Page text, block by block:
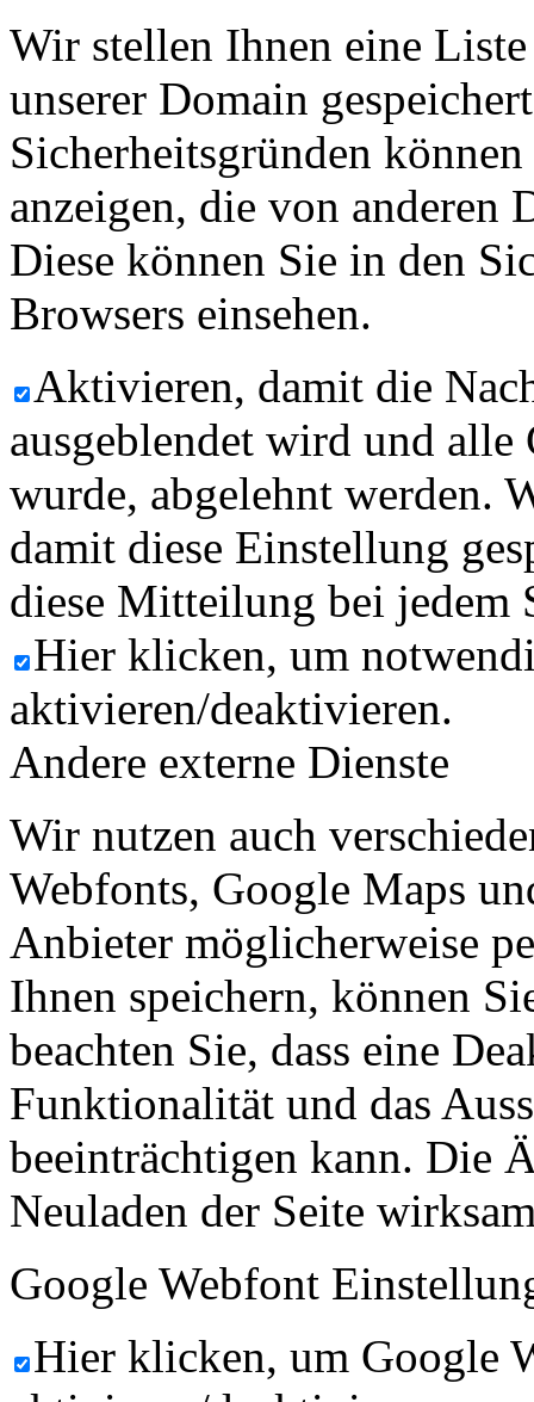
Wir stellen Ihnen eine
unserer Domain
Sicherheitsgründen
anzeigen, die von anderen
Diese können Sie in den
Browsers einsehen.
Aktivieren, damit die
ausgeblendet wird und
wurde, abgelehnt werden.
damit diese Einstellung
diese Mitteilung bei jedem
Hier klicken, um
aktivieren/deaktivieren.
Andere externe Dienste
Wir nutzen auch
Webfonts, Google Maps
Anbieter möglicherweise
Ihnen speichern, können
beachten Sie, dass eine
Funktionalität und das
beeinträchtigen kann. Die
Neuladen der Seite
Google Webfont
Hier klicken, um Google